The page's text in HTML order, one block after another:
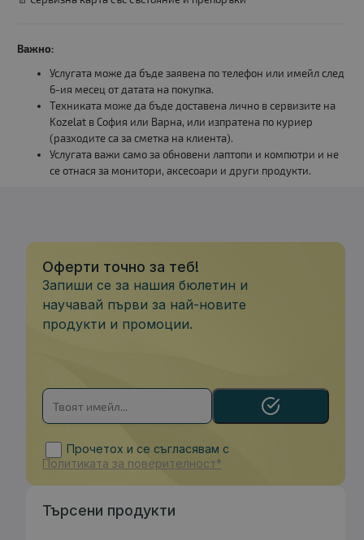
Важно:
Услугата може да бъде заявена по телефон или имейл след
6-ия месец от датата на покупка.
Техниката може да бъде доставена лично в сервизите на
Kozelat в София или Варна, или изпратена по куриер
(разходите са за сметка на клиента).
Услугата важи само за обновени лаптопи и компютри и не
се отнася за монитори, аксесоари и други продукти.
Оферти точно за теб!
Запиши се за нашия бюлетин и
научавай първи за най-новите
продукти и промоции.
Прочетох и се съгласявам с
Политиката за поверителност*
Търсени продукти